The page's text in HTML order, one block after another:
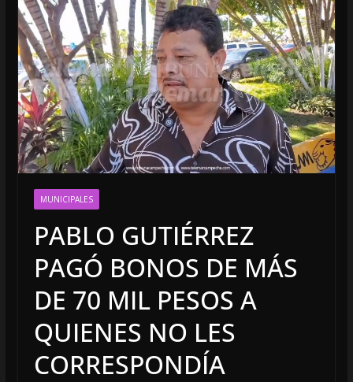
MUNICIPALES
PABLO GUTIÉRREZ
PAGÓ BONOS DE MÁS
DE 70 MIL PESOS A
QUIENES NO LES
CORRESPONDÍA